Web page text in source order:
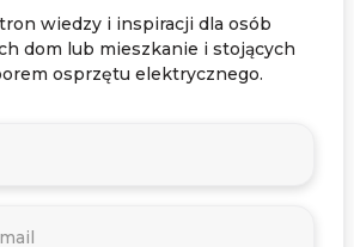
wiedzy i inspiracji dla osób
dom lub mieszkanie i stojących
osprzętu elektrycznego.